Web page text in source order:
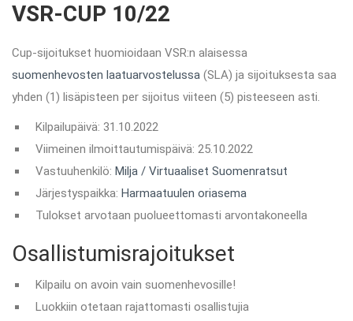
VSR-CUP 10/22
Cup-sijoitukset huomioidaan VSR:n alaisessa
suomenhevosten laatuarvostelussa (SLA) ja sijoituksesta saa
yhden (1) lisäpisteen per sijoitus viiteen (5) pisteeseen asti.
Kilpailupäivä: 31.10.2022
Viimeinen ilmoittautumispäivä: 25.10.2022
Vastuuhenkilö: Milja / Virtuaaliset Suomenratsut
Järjestyspaikka: Harmaatuulen oriasema
Tulokset arvotaan puolueettomasti arvontakoneella
Osallistumisrajoitukset
Kilpailu on avoin vain suomenhevosille!
Luokkiin otetaan rajattomasti osallistujia